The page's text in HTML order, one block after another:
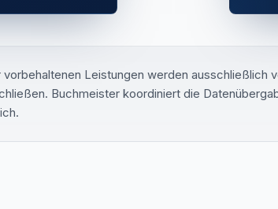
Leistungen werden ausschließlich
Buchmeister koordiniert die